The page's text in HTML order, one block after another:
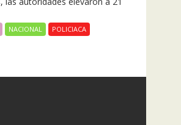
NACIONAL
POLICIACA